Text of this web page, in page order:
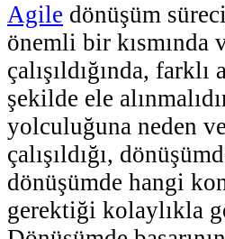
Agile dönüşüm
önemli bir kısmında
çalışıldığında,
şekilde ele
yolculuğuna neden
çalışıldığı,
dönüşümde hangi
gerektiği kolaylıkla